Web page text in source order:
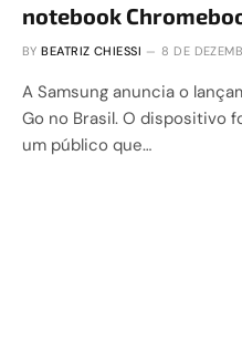
notebook
BY BEATRIZ CHIESSI 8 DE
A Samsung anuncia o
Go no Brasil. O dispositivo
um público que…